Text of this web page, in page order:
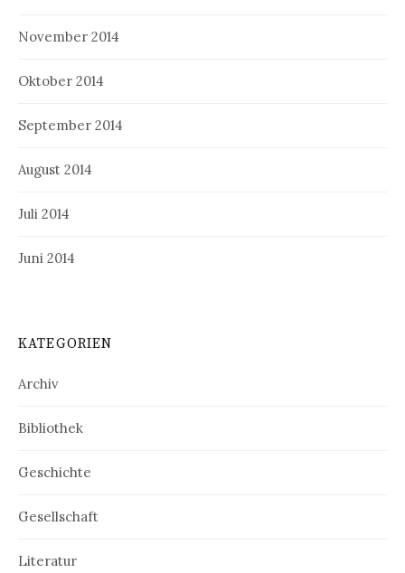
November 2014
Oktober 2014
September 2014
August 2014
Juli 2014
Juni 2014
KATEGORIEN
Archiv
Bibliothek
Geschichte
Gesellschaft
Literatur